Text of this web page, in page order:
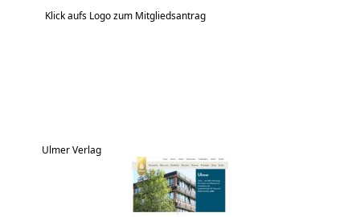
Klick aufs Logo zum Mitgliedsantrag
Ulmer Verlag